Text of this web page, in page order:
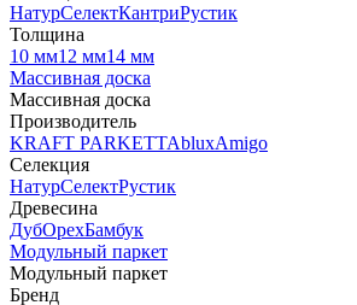
НатурСелектКантриРустик
Толщина
10 мм12 мм14 мм
Массивная доска
Массивная доска
Производитель
KRAFT PARKETTAbluxAmigo
Селекция
НатурСелектРустик
Древесина
ДубОрехБамбук
Модульный паркет
Модульный паркет
Бренд